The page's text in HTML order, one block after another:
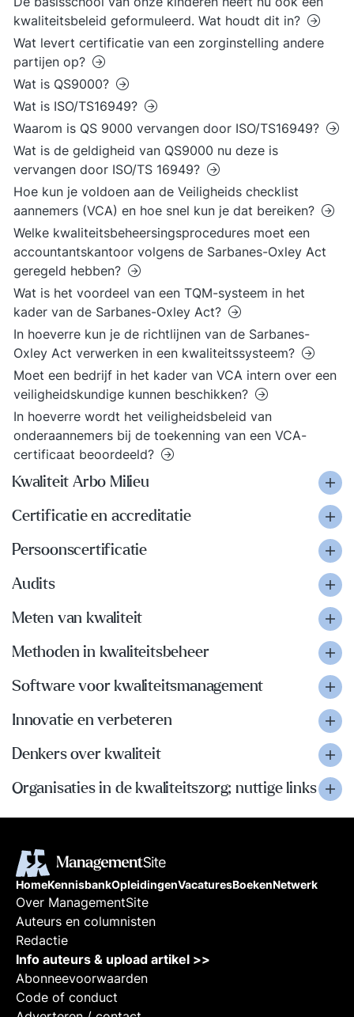
kwaliteitsbeleid geformuleerd. Wat houdt dit in?
Wat levert certificatie van een zorginstelling andere
partijen op?
Wat is QS9000?
Wat is ISO/TS16949?
Waarom is QS 9000 vervangen door ISO/TS16949?
Wat is de geldigheid van QS9000 nu deze is
vervangen door ISO/TS 16949?
Hoe kun je voldoen aan de Veiligheids checklist
aannemers (VCA) en hoe snel kun je dat bereiken?
Welke kwaliteitsbeheersingsprocedures moet een
accountantskantoor volgens de Sarbanes-Oxley Act
geregeld hebben?
Wat is het voordeel van een TQM-systeem in het
kader van de Sarbanes-Oxley Act?
In hoeverre kun je de richtlijnen van de Sarbanes-
Oxley Act verwerken in een kwaliteitssysteem?
Moet een bedrijf in het kader van VCA intern over een
veiligheidskundige kunnen beschikken?
In hoeverre wordt het veiligheidsbeleid van
onderaannemers bij de toekenning van een VCA-
certificaat beoordeeld?
Kwaliteit Arbo Milieu
Certificatie en accreditatie
Persoonscertificatie
Audits
Meten van kwaliteit
Methoden in kwaliteitsbeheer
Software voor kwaliteitsmanagement
Innovatie en verbeteren
Denkers over kwaliteit
Organisaties in de kwaliteitszorg; nuttige links
HomeKennisbankOpleidingenVacaturesBoekenNetwerk
Over ManagementSite
Auteurs en columnisten
Redactie
Info auteurs & upload artikel >>
Abonneevoorwaarden
Code of conduct